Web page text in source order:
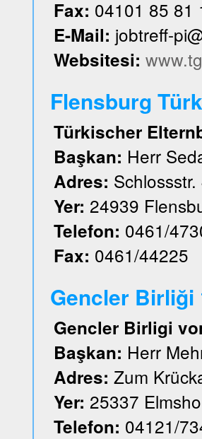
Fax: 04101 85 81
E-Mail: jobtreff-
Websitesi:
Flensburg
Türkischer
Başkan: Herr
Adres: Schlossstr.
Yer: 24939
Telefon: 0461/
Fax: 0461/44225
Gencler Birliği
Gencler Birligi
Başkan: Herr
Adres: Zum
Yer: 25337
Telefon: 04121/